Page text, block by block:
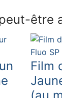
être
Film